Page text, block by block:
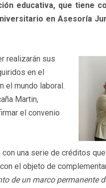
educativa, que tiene
en Asesoría
realizarán sus
en el
el mundo laboral.
Martin,
el convenio
una serie de créditos
el objeto de
de un marco permanente